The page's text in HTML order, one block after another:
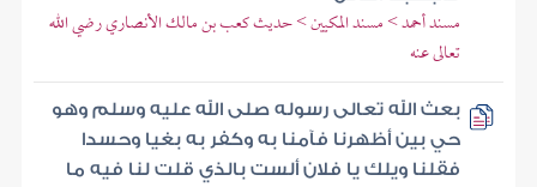
مسند أحمد > مسند المكيين > حديث كعب بن مالك الأنصاري رضي الله
تعالى عنه
بعث الله تعالى رسوله صلى الله عليه وسلم وهو
حي بين أظهرنا فآمنا به وكفر به بغيا وحسدا
فقلنا ويلك يا فلان ألست بالذي قلت لنا فيه ما